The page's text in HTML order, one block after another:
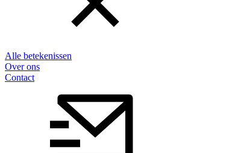
Alle betekenissen
Over ons
Contact